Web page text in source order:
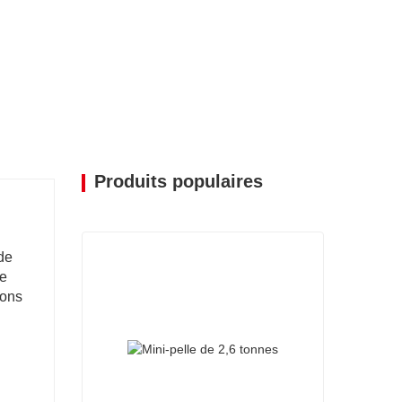
Produits populaires